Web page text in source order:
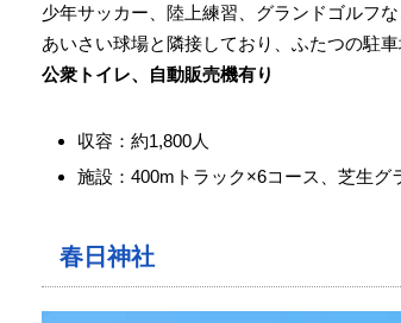
少年サッカー、陸上練習、グランドゴルフ
あいさい球場と隣接しており、ふたつの駐
公衆トイレ、自動販売機有り
収容：約1,800人
施設：400mトラック×6コース、芝生グ
春日神社